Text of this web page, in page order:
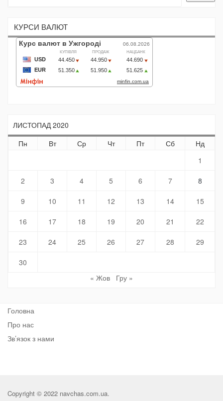
КУРСИ ВАЛЮТ
ЛИСТОПАД 2020
Пн
Вт Ср Чт Пт Сб
Нд
1
2 3 4 5 6 7 8
9 10 11 12 13 14 15
16 17 18 19 20 21 22
23 24 25 26 27 28 29
30
« Жов
Гру »
Головна
Про нас
Зв’язок з нами
Copyright © 2022 navchas.com.ua.